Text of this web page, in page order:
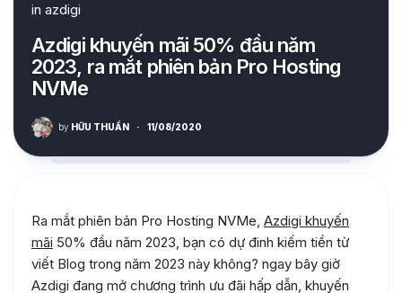
in azdigi
Azdigi khuyến mãi 50% đầu năm
2023, ra mắt phiên bản Pro Hosting
NVMe
by HỮU THUẦN · 11/08/2020
Ra mắt phiên bản Pro Hosting NVMe, Azdigi khuyến
mãi 50% đầu năm 2023, bạn có dự đinh kiếm tiền từ
viết Blog trong năm 2023 này không? ngay bây giờ
Azdigi đang mở chương trình ưu đãi hấp dẫn, khuyến